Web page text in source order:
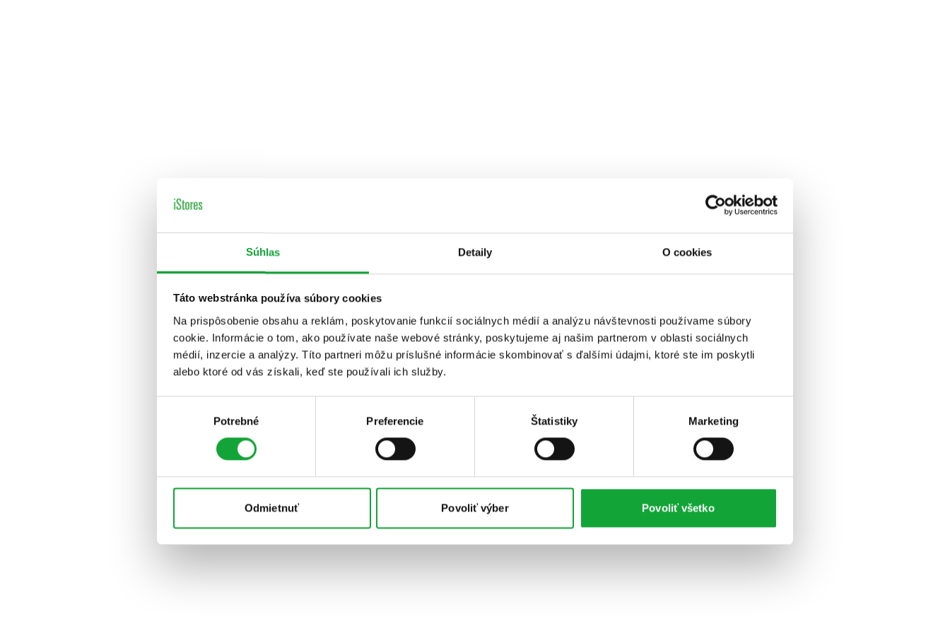
Súhlas Detaily O cookies
Táto webstránka používa súbory cookies
Na prispôsobenie obsahu a reklám, poskytovanie funkcií sociálnych médií a analýzu návštevnosti používame súbory
cookie. Informácie o tom, ako používate naše webové stránky, poskytujeme aj našim partnerom v oblasti sociálnych
médií, inzercie a analýzy. Títo partneri môžu príslušné informácie skombinovať s ďalšími údajmi, ktoré ste im poskytli
alebo ktoré od vás získali, keď ste používali ich služby.
Potrebné Preferencie Štatistiky Marketing
Odmietnuť Povoliť výber Povoliť všetko